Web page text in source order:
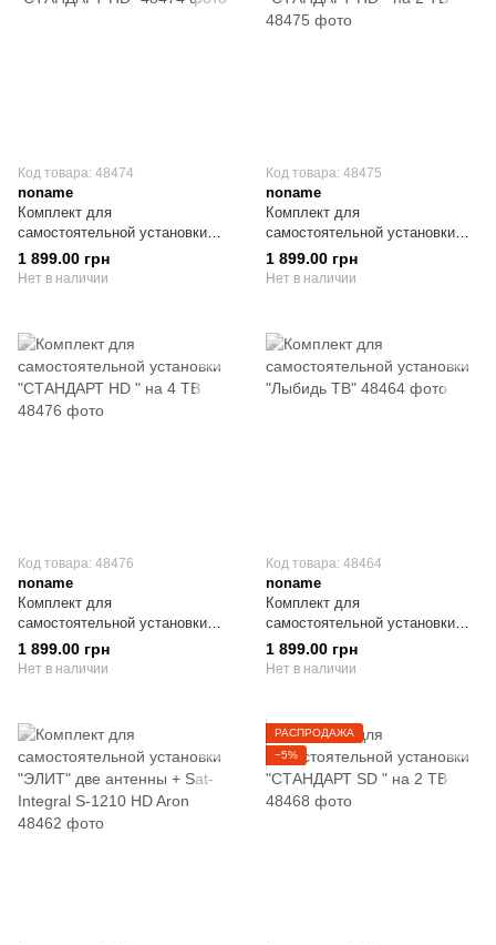
Код товара: 48474
noname
Комплект для
самостоятельной установки
"СТАНДАРТ HD"
1 899.00 грн
Нет в наличии
Код товара: 48475
noname
Комплект для
самостоятельной установки
"СТАНДАРТ HD " на 2 ТВ
1 899.00 грн
Нет в наличии
Код товара: 48476
noname
Комплект для
самостоятельной установки
"СТАНДАРТ HD " на 4 ТВ
1 899.00 грн
Нет в наличии
Код товара: 48464
noname
Комплект для
самостоятельной установки
"Лыбидь ТВ"
1 899.00 грн
Нет в наличии
РАСПРОДАЖА
−5%